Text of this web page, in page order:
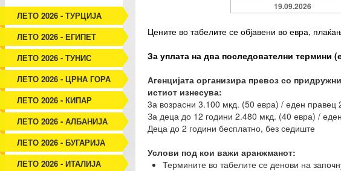
ЛЕТО 2026 - ТУРЦИЈА
ЛЕТО 2026 - ЕГИПЕТ
ЛЕТО 2026 - ТУНИС
ЛЕТО 2026 - ЦРНА ГОРА
ЛЕТО 2026 - КИПАР
ЛЕТО 2026 - АЛБАНИЈА
ЛЕТО 2026 - БУГАРИЈА
ЛЕТО 2026 - ИТАЛИЈА
19.09.2026
Цените во табелите се објавени во евра,
За уплата на два последователни термини
Агенцијата организира превоз со
истиот изнесува:
3а возрасни 3.100 мкд. (50 евра) / еден правец
За деца до 12 години 2.480 мкд. (40 евра) /
Деца до 2 години бесплатно, без седиште
Услови под кои важи аранжманот:
Термините во табелите се денови на